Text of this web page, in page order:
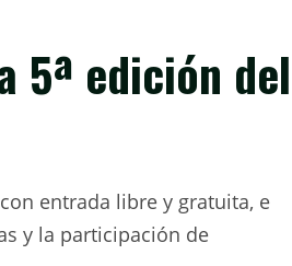
5ª edición del
entrada libre y gratuita, e
y la participación de